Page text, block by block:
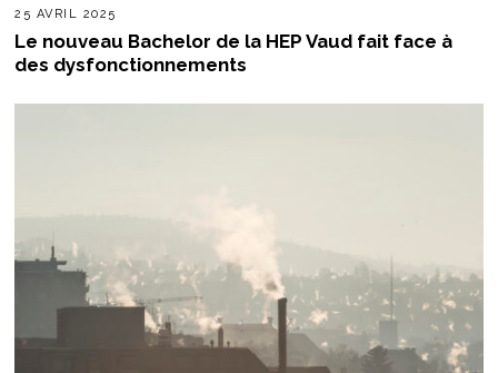
25 AVRIL 2025
Le nouveau Bachelor de la HEP Vaud fait face à
des dysfonctionnements